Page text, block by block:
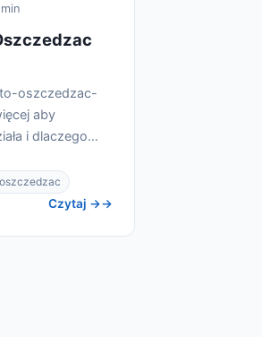
oszczedzac-
aby
i dlaczego
Czytaj →